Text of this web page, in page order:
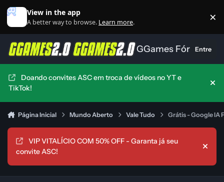
Ir para conteúdo
View in the app
A better way to browse. Learn more. ×
GGames FórumEntre
Doando convites ASC em troca de vídeos no YT e
TikTok!
Página Inicial Mundo Aberto Vale Tudo Grátis - Google IA
VIP VITALÍCIO COM 50% OFF - Garanta já seu
convite ASC!
Hide